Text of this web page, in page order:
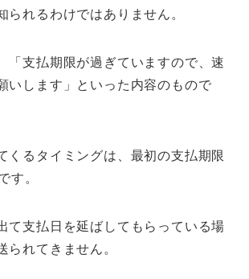
られるわけではありません。
「支払期限が過ぎていますので、速
いします」といった内容のもので
くるタイミングは、最初の支払期限
す。
て支払日を延ばしてもらっている場
られてきません。